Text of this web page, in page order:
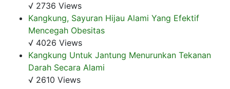
√ 2736 Views
Kangkung, Sayuran Hijau Alami Yang Efektif
Mencegah Obesitas
√ 4026 Views
Kangkung Untuk Jantung Menurunkan Tekanan
Darah Secara Alami
√ 2610 Views